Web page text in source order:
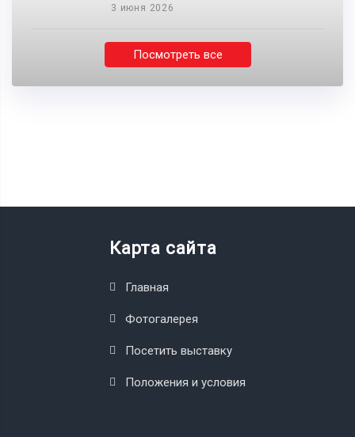
3 июня 2026
Посмотреть все
Карта сайта
Главная
Фотогалерея
Посетить выставку
Положения и условия